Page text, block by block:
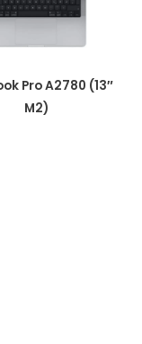
Pro A2780 (13″
M2)